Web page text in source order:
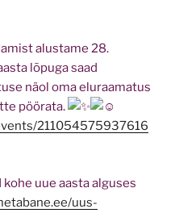
alustame 28.
lõpuga saad
näol oma eluraamatus
pöörata.
211054575937616
uue aasta alguses
uus-